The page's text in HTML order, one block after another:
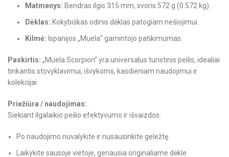
Matmenys: Bendras ilgis 315 mm, svoris 572 g (0.572 kg).
Dėklas: Kokybiškas odinis dėklas patogiam nešiojimui.
Kilmė: Ispanijos „Muela“ gamintojo patikimumas.
Paskirtis: „Muela Scorpion“ yra universalus turistinis peilis, idealiai
tinkantis stovyklavimui, išvykoms, kasdieniam naudojimui ir
kolekcijai.
Priežiūra / naudojimas:
Siekiant ilgalaikio peilio efektyvumo ir išvaizdos:
Po naudojimo nuvalykite ir nusausinkite geležtę.
Laikykite sausoje vietoje, geriausia originaliame dėkle.